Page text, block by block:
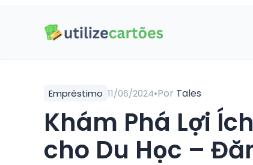
Empréstimo 11/06/2024•Por Tales
Khám Phá Lợi
cho Du Học –